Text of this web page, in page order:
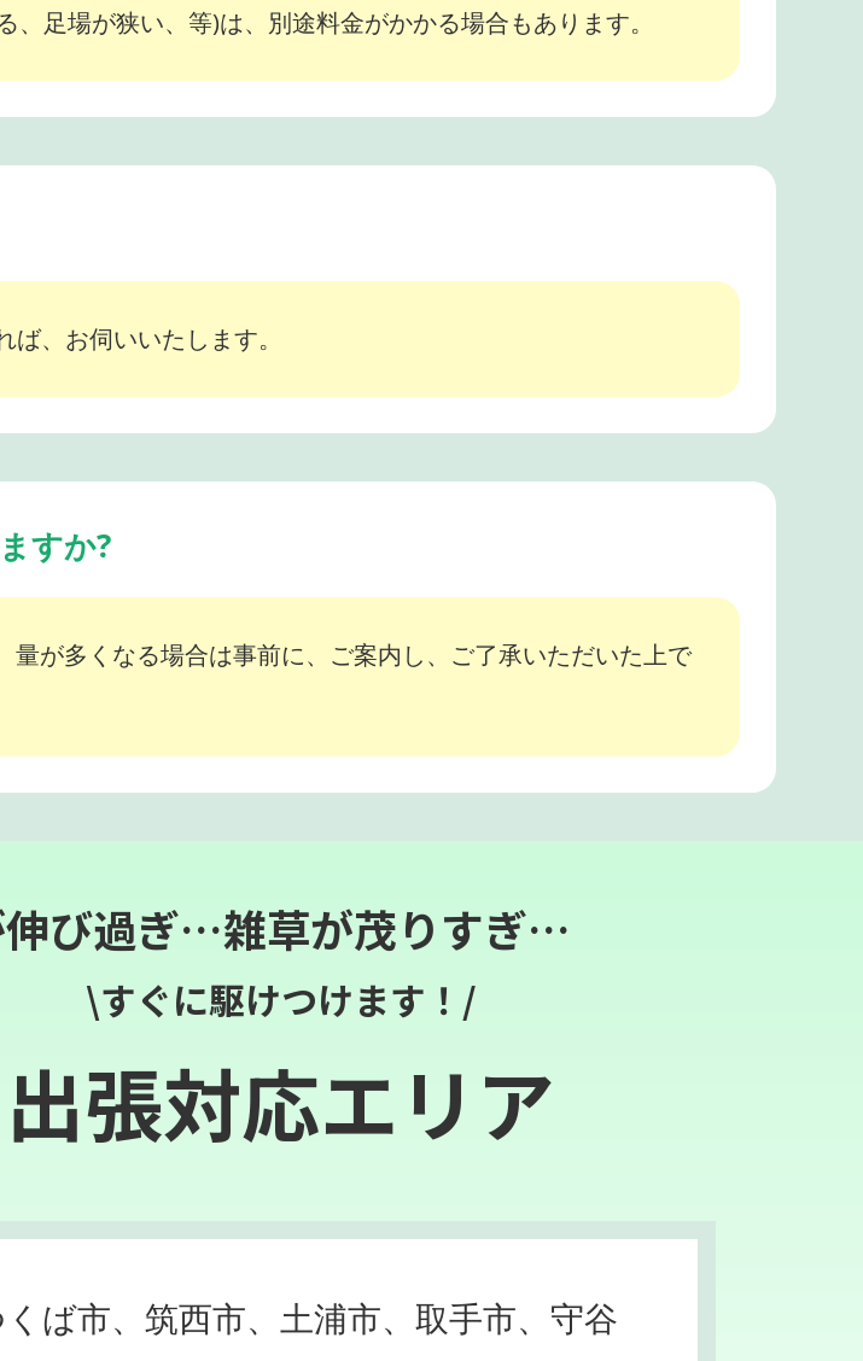
足場が狭い、等)は、別途料金がかかる場合もあります。
、お伺いいたします。
すか?
が多くなる場合は事前に、ご案内し、ご了承いただいた上で
び過ぎ…雑草が茂りすぎ…
\すぐに駆けつけます！/
出張対応エリア
ば市、筑西市、土浦市、取手市、守谷